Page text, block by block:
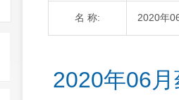
名 称: 2020年
2020年06